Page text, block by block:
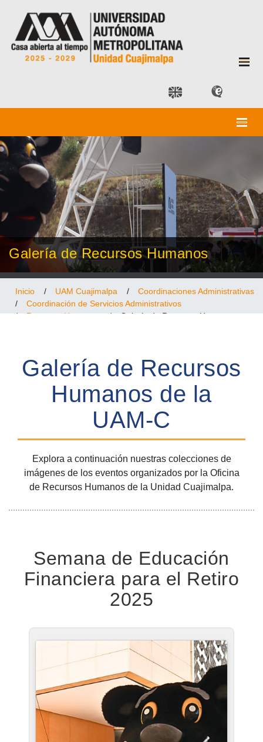
Galería de Recursos Humanos
Inicio / UAM Cuajimalpa /
Coordinaciones Administrativas
/
Coordinación de Servicios Administrativos
/
Recursos Humanos / Galería de Recursos Humanos
Galería de Recursos
Humanos de la
UAM-C
Explora a continuación nuestras colecciones de
imágenes de los eventos organizados por la Oficina
de Recursos Humanos de la Unidad Cuajimalpa.
Semana de Educación
Financiera para el Retiro
2025